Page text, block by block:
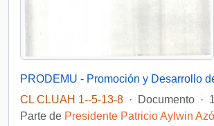
PRODEMU - Promoción y Desarrollo
CL CLUAH 1--5-13-8 · Documento ·
Parte de Presidente Patricio Aylwin